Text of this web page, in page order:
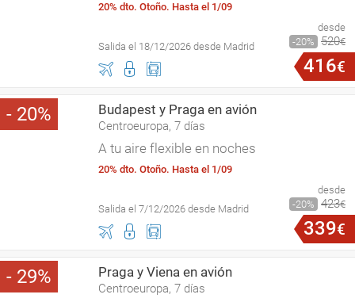
20% dto. Otoño. Hasta el 1/09
Salida el 18/12/2026 desde Madrid
desde
20
520€
416€
20 Budapest y Praga en avión
Centroeuropa, 7 días
A tu aire flexible en noches
20% dto. Otoño. Hasta el 1/09
Salida el 7/12/2026 desde Madrid
desde
20
423€
339€
29 Praga y Viena en avión
Centroeuropa, 7 días